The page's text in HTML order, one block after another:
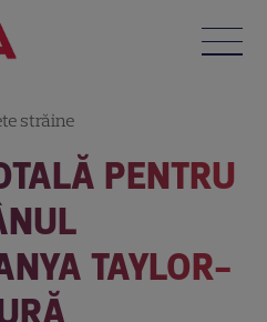
străine
PENTRU
TAYLOR-